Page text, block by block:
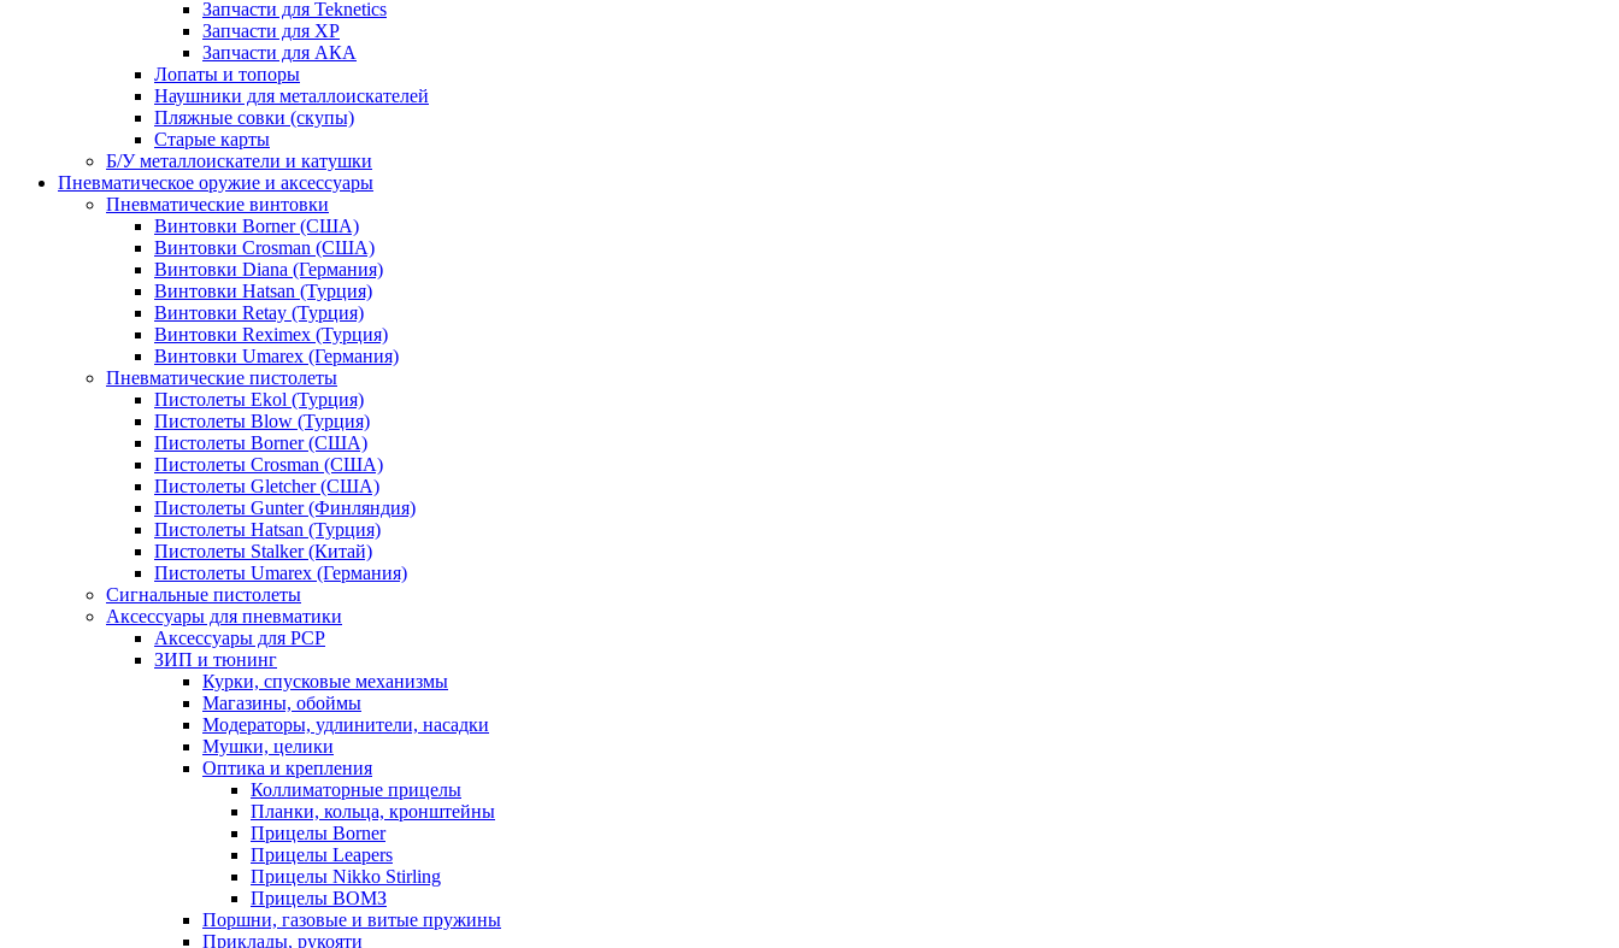
Запчасти для Teknetics
Запчасти для XP
Запчасти для АКА
Лопаты и топоры
Наушники для металлоискателей
Пляжные совки (скупы)
Старые карты
Б/У металлоискатели и катушки
Пневматическое оружие и аксессуары
Пневматические винтовки
Винтовки Borner (США)
Винтовки Crosman (США)
Винтовки Diana (Германия)
Винтовки Hatsan (Турция)
Винтовки Retay (Турция)
Винтовки Reximex (Турция)
Винтовки Umarex (Германия)
Пневматические пистолеты
Пистолеты Ekol (Турция)
Пистолеты Blow (Турция)
Пистолеты Borner (США)
Пистолеты Crosman (США)
Пистолеты Gletcher (США)
Пистолеты Gunter (Финляндия)
Пистолеты Hatsan (Турция)
Пистолеты Stalker (Китай)
Пистолеты Umarex (Германия)
Сигнальные пистолеты
Аксессуары для пневматики
Аксессуары для PCP
ЗИП и тюнинг
Курки, спусковые механизмы
Магазины, обоймы
Модераторы, удлинители, насадки
Мушки, целики
Оптика и крепления
Коллиматорные прицелы
Планки, кольца, кронштейны
Прицелы Borner
Прицелы Leapers
Прицелы Nikko Stirling
Прицелы ВОМЗ
Поршни, газовые и витые пружины
Приклады, рукояти